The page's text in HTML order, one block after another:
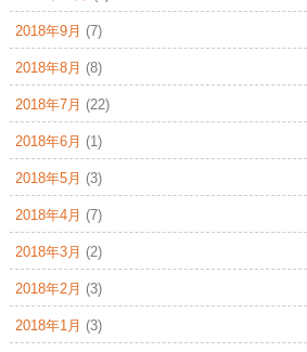
2018年9月 (7)
2018年8月 (8)
2018年7月 (22)
2018年6月 (1)
2018年5月 (3)
2018年4月 (7)
2018年3月 (2)
2018年2月 (3)
2018年1月 (3)